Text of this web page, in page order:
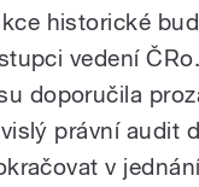
historické
vedení ČRo.
doporučila
právní audit
v